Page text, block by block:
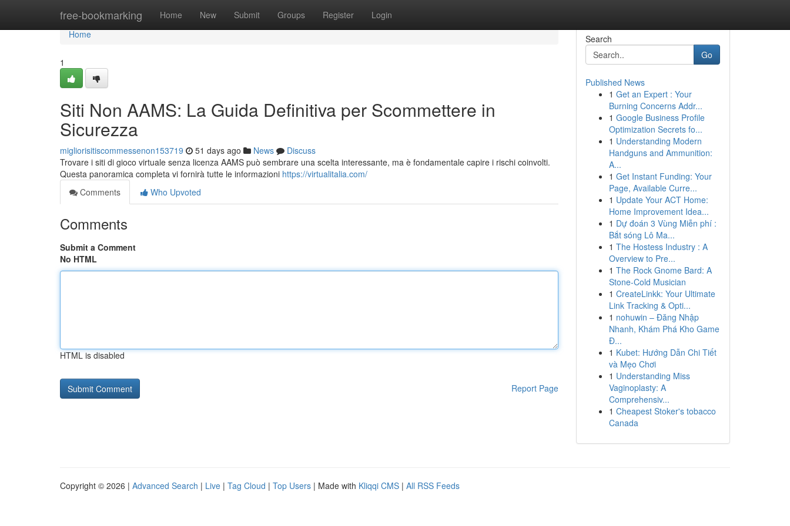
free-bookmarking Home New Submit Groups Register Login
Home
Home
1
Siti Non AAMS: La Guida Definitiva per Scommettere in
Sicurezza
migliorisitiscommessenon153719 51 days ago News
Discuss
Trovare i siti di gioco virtuale senza licenza AAMS può sembrare una scelta interessante, ma è fondamentale capire i rischi coinvolti.
Questa panoramica completa vi fornirà tutte le informazioni https://virtualitalia.com/
Comments
Who Upvoted
Comments
Submit a Comment
No HTML
HTML is disabled
Report Page
Search
Go
Published News
1 Get an Expert : Your
Burning Concerns Addr...
1 Google Business Profile
Optimization Secrets fo...
1 Understanding Modern
Handguns and Ammunition:
A...
1 Get Instant Funding: Your
Page, Available Curre...
1 Update Your ACT Home:
Home Improvement Idea...
1 Dự đoán 3 Vùng Miễn phí :
Bắt sóng Lô Ma...
1 The Hostess Industry : A
Overview to Pre...
1 The Rock Gnome Bard: A
Stone-Cold Musician
1 CreateLinkk: Your Ultimate
Link Tracking & Opti...
1 nohuwin – Đăng Nhập
Nhanh, Khám Phá Kho Game
Đ...
1 Kubet: Hướng Dẫn Chi Tiết
và Mẹo Chơi
1 Understanding Miss
Vaginoplasty: A
Comprehensiv...
1 Cheapest Stoker's tobacco
Canada
Copyright © 2026 | Advanced Search | Live | Tag Cloud | Top Users | Made with Kliqqi CMS | All RSS Feeds